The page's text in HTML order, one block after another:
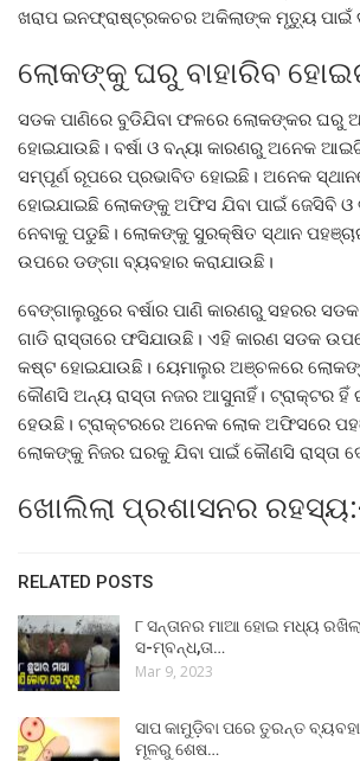
ଖରାପ ଇନଫ୍ରାଷ୍ଟ୍ରକଚର ଅକିଲାଙ୍କ ମୃତ୍ୟୁ ପାଇଁ
ଲୋକଙ୍କୁ ଘରୁ ବାହାରିବ
ସଡକ ପାଣିରେ ବୁଡିଯିବା ଫଳରେ ଲୋକଙ୍କର ଘରୁ
ହୋଇଯାଉଛି। ବର୍ଷା ଓ ବନ୍ୟା କାରଣରୁ ଅନେକ
ସମ୍ପୂର୍ଣ ରୂପରେ ପ୍ରଭାବିତ ହୋଇଛି। ଅନେକ
ହୋଇଯାଇଛି ଲୋକଙ୍କୁ ଅଫିସ ଯିବା ପାଇଁ ଜେସିବି ଓ
ନେବାକୁ ପଡୁଛି। ଲୋକଙ୍କୁ ସୁରକ୍ଷିତ ସ୍ଥାନ
ଉପରେ ଡଙ୍ଗା ବ୍ୟବହାର କରାଯାଉଛି।
ବେଙ୍ଗାଲୁରୁରେ ବର୍ଷାର ପାଣି କାରଣରୁ ସହରର
ଗାଡି ରାସ୍ତାରେ ଫସିଯାଉଛି। ଏହି କାରଣ ସଡକ
କଷ୍ଟ ହୋଇଯାଉଛି। ୟେମାଲୁର ଅଞ୍ଚଳରେ
କୌଣସି ଅନ୍ୟ ରାସ୍ତା ନଜର ଆସୁନାହିଁ। ଟ୍ରାକ୍ଟର ହିଁ
ହେଉଛି। ଟ୍ରାକ୍ଟରରେ ଅନେକ ଲୋକ ଅଫିସରେ
ଲୋକଙ୍କୁ ନିଜର ଘରକୁ ଯିବା ପାଇଁ କୌଣସି ରାସ୍ତା
ଖୋଲିଲା ପ୍ରଶାସନର
RELATED POSTS
୮ ସନ୍ତାନର ମାଆ ହୋଇ ମଧ୍ୟ
ସ-ମ୍ବନ୍ଧ,ତା…
Mar 9, 2023
ସାପ କାମୁଡ଼ିବା ପରେ ତୁରନ୍ତ
ମୂଳରୁ ଶେଷ…